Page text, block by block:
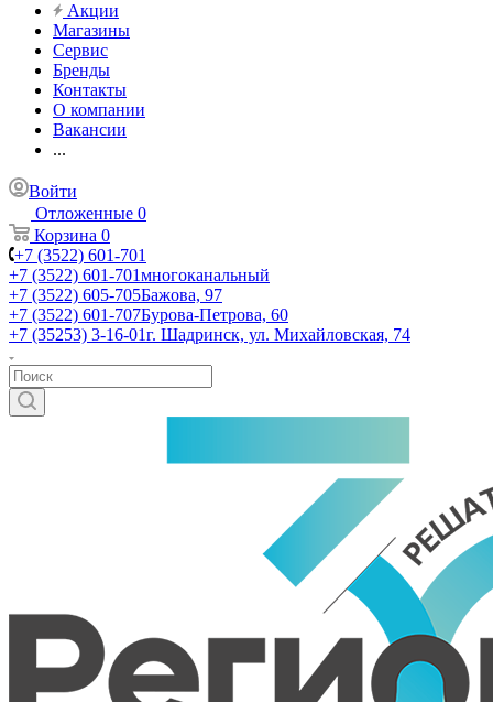
Акции
Магазины
Сервис
Бренды
Контакты
О компании
Вакансии
...
Войти
Отложенные 0
Корзина 0
+7 (3522) 601-701
+7 (3522) 601-701многоканальный
+7 (3522) 605-705Бажова, 97
+7 (3522) 601-707Бурова-Петрова, 60
+7 (35253) 3-16-01г. Шадринск, ул. Михайловская, 74